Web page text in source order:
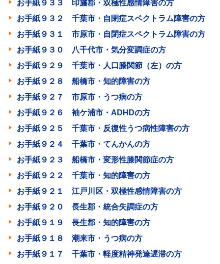
お手紙９３３ 印旛郡・双極性感情障害の方
お手紙９３２ 千葉市・自閉症スペクトラム障害の方
お手紙９３１ 市原市・自閉症スペクトラム障害の方
お手紙９３０ 八千代市・気分変調症の方
お手紙９２９ 千葉市・人口膝関節（左）の方
お手紙９２８ 船橋市・知的障害の方
お手紙９２７ 市原市・うつ病の方
お手紙９２６ 袖ケ浦市・ADHDの方
お手紙９２５ 千葉市・反復性うつ病性障害の方
お手紙９２４ 千葉市・てんかんの方
お手紙９２３ 船橋市・変形性膝関節症の方
お手紙９２２ 千葉市・知的障害の方
お手紙９２１ 江戸川区・双極性感情障害の方
お手紙９２０ 長生郡・統合失調症の方
お手紙９１９ 長生郡・知的障害の方
お手紙９１８ 潮来市・うつ病の方
お手紙９１７ 千葉市・軽度精神発達遅滞の方